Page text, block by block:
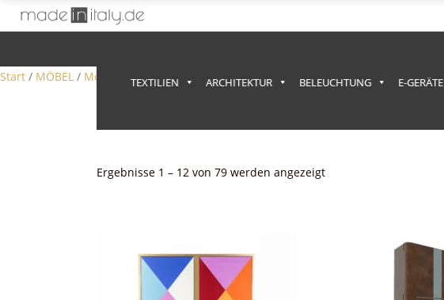
Anzeige
TEXTILIEN ARCHITEKTUR BELEUCHTUNG E-GERÄTE
Start / MÖBEL / Möbel / Kleiderschränke
Ergebnisse 1 – 12 von 79 werden angezeigtNach